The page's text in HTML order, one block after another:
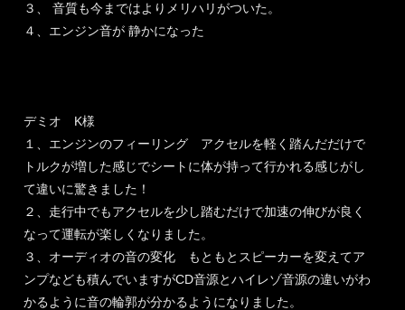
３、 音質も今まではよりメリハリがついた。
４、エンジン音が 静かになった
デミオ K様
１、エンジンのフィーリング アクセルを軽く踏んだだけで
トルクが増した感じでシートに体が持って行かれる感じがし
て違いに驚きました！
２、走行中でもアクセルを少し踏むだけで加速の伸びが良く
なって運転が楽しくなりました。
３、オーディオの音の変化 もともとスピーカーを変えてア
ンプなども積んでいますがCD音源とハイレゾ音源の違いがわ
かるように音の輪郭が分かるようになりました。